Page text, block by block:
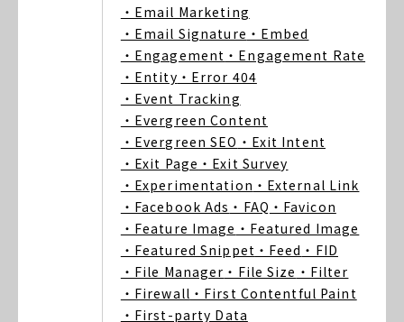
・Email Marketing
・Email Signature ・Embed
・Engagement ・Engagement Rate
・Entity ・Error 404
・Event Tracking
・Evergreen Content
・Evergreen SEO ・Exit Intent
・Exit Page ・Exit Survey
・Experimentation ・External Link
・Facebook Ads ・FAQ ・Favicon
・Feature Image ・Featured Image
・Featured Snippet ・Feed ・FID
・File Manager ・File Size ・Filter
・Firewall ・First Contentful Paint
・First-party Data